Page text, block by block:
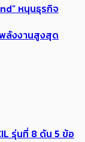
หนุนธุรกิจ
พลังงานสูงสุด
รุ่นที่ 8 ดัน 5 ข้อ